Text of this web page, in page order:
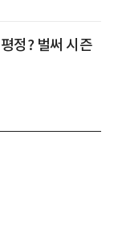
정? 벌써 시즌